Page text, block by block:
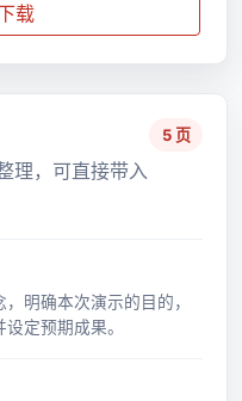
载
理，可直接带入
5 页
明确本次演示的目的，
定预期成果。